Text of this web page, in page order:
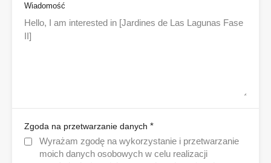
Wiadomość
Zgoda na przetwarzanie danych *
Wyrażam zgodę na wykorzystanie i przetwarzanie
moich danych osobowych w celu realizacji